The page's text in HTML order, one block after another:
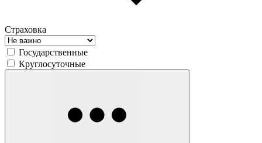
Страховка
Государственные
Круглосуточные